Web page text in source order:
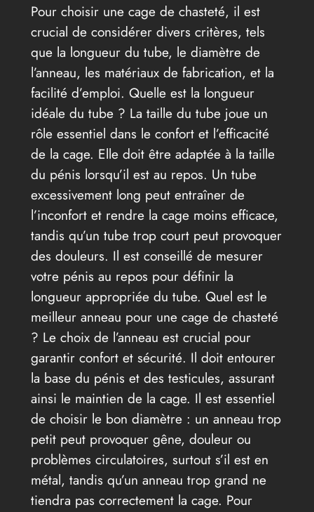
Pour choisir une cage de chasteté, il est
crucial de considérer divers critères, tels
que la longueur du tube, le diamètre de
l’anneau, les matériaux de fabrication, et la
facilité d’emploi. Quelle est la longueur
idéale du tube ? La taille du tube joue un
rôle essentiel dans le confort et l’efficacité
de la cage. Elle doit être adaptée à la taille
du pénis lorsqu’il est au repos. Un tube
excessivement long peut entraîner de
l’inconfort et rendre la cage moins efficace,
tandis qu’un tube trop court peut provoquer
des douleurs. Il est conseillé de mesurer
votre pénis au repos pour définir la
longueur appropriée du tube. Quel est le
meilleur anneau pour une cage de chasteté
? Le choix de l’anneau est crucial pour
garantir confort et sécurité. Il doit entourer
la base du pénis et des testicules, assurant
ainsi le maintien de la cage. Il est essentiel
de choisir le bon diamètre : un anneau trop
petit peut provoquer gêne, douleur ou
problèmes circulatoires, surtout s’il est en
métal, tandis qu’un anneau trop grand ne
tiendra pas correctement la cage. Pour